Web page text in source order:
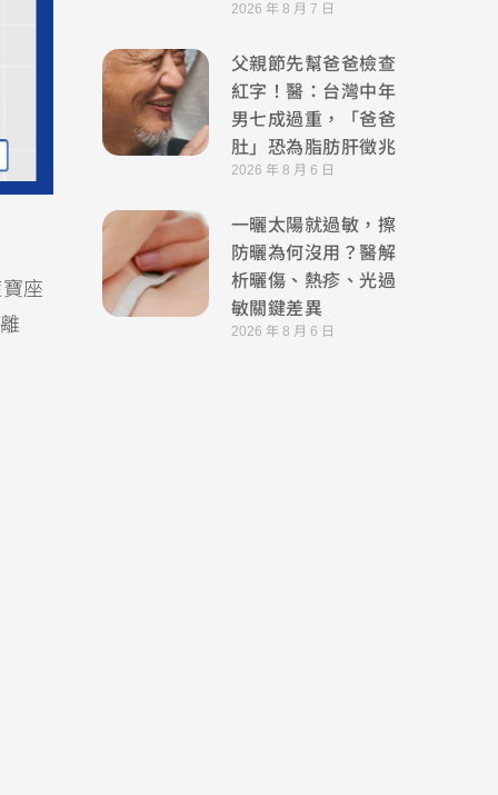
座
2026 年 8 月 7 日
父親節先幫爸爸檢查
紅字！醫：台灣中年
男七成過重，「爸爸
肚」恐為脂肪肝徵兆
2026 年 8 月 6 日
一曬太陽就過敏，擦
防曬為何沒用？醫解
析曬傷、熱疹、光過
敏關鍵差異
2026 年 8 月 6 日